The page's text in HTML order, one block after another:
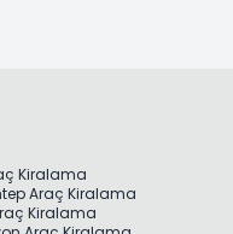
Kiralama
Araç Kiralama
Kiralama